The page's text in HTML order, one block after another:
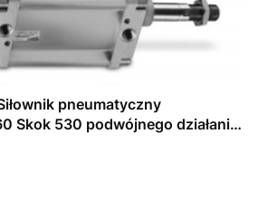
pneumatyczny
Skok 530 podwójnego działania,
Seria 41 wg DIN/ISO 6431